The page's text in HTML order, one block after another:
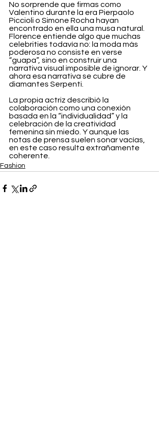
No sorprende que firmas como
Valentino durante la era Pierpaolo
Piccioli o Simone Rocha hayan
encontrado en ella una musa natural.
Florence entiende algo que muchas
celebrities todavía no: la moda más
poderosa no consiste en verse
“guapa”, sino en construir una
narrativa visual imposible de ignorar. Y
ahora esa narrativa se cubre de
diamantes Serpenti.
La propia actriz describió la
colaboración como una conexión
basada en la “individualidad” y la
celebración de la creatividad
femenina sin miedo. Y aunque las
notas de prensa suelen sonar vacías,
en este caso resulta extrañamente
coherente.
Fashion